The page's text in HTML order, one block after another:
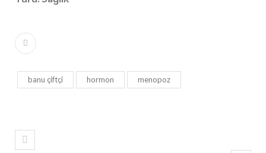
banu çiftçi hormon menopoz